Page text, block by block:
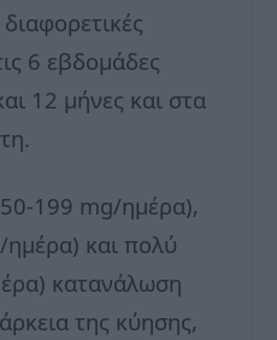
6 εβδομάδες
12 μήνες και στα
199 mg/ημέρα),
και πολύ
κατανάλωση
της κύησης,